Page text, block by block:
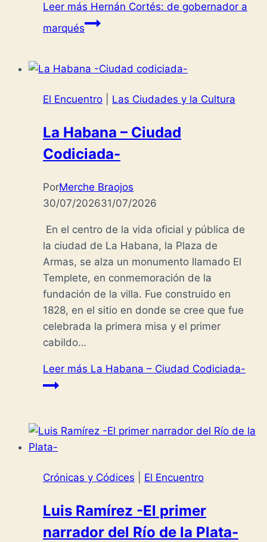
Leer más Hernán Cortés: de gobernador a
marqués
El Encuentro Las Ciudades y la Cultura
La Habana – Ciudad
Codiciada-
PorMerche Braojos
30/07/202631/07/2026
En el centro de la vida oficial y pública de
la ciudad de La Habana, la Plaza de
Armas, se alza un monumento llamado El
Templete, en conmemoración de la
fundación de la villa. Fue construido en
1828, en el sitio en donde se cree que fue
celebrada la primera misa y el primer
cabildo…
Leer más La Habana – Ciudad Codiciada-
Crónicas y Códices El Encuentro
Luis Ramírez -El primer
narrador del Río de la Plata-